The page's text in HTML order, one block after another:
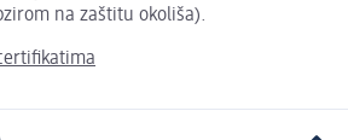
na zaštitu okoliša).